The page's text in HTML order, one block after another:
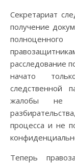
Секретариат
получение
расследование
начато
следственной
жалобы не
процесса и не
Теперь